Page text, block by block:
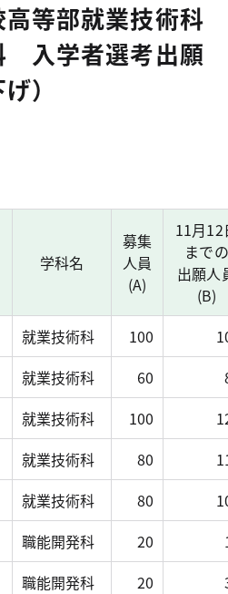
等部就業技術科
入学者選考出願
）
学科名
募集
人員
(A)
11月12
までの
出願人
(B)
就業技術科 100
就業技術科 60
就業技術科 100
就業技術科 80
就業技術科 80
職能開発科 20
職能開発科 20